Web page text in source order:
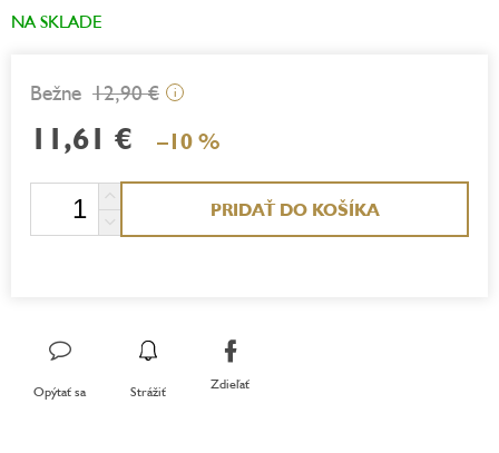
NA SKLADE
12,90 € i
11,61 € –10 %
PRIDAŤ DO KOŠÍKA
Opýtať sa Strážiť Zdieľať